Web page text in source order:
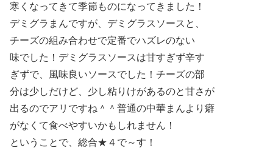
寒くなってきて季節ものになってきました！
デミグラまんですが、デミグラスソースと、
チーズの組み合わせで定番でハズレのない
味でした！デミグラスソースは甘すぎず辛す
ぎずで、風味良いソースでした！チーズの部
分は少しだけど、少し粘りけがあるのと甘さが
出るのでアリですね＾＾普通の中華まんより癖
がなくて食べやすいかもしれません！
ということで、総合★４で～す！